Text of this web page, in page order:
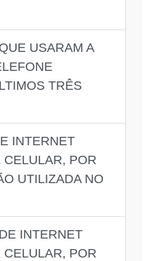
USARAM A
TRÊS
INTERNET
POR
UTILIZADA NO
INTERNET
POR